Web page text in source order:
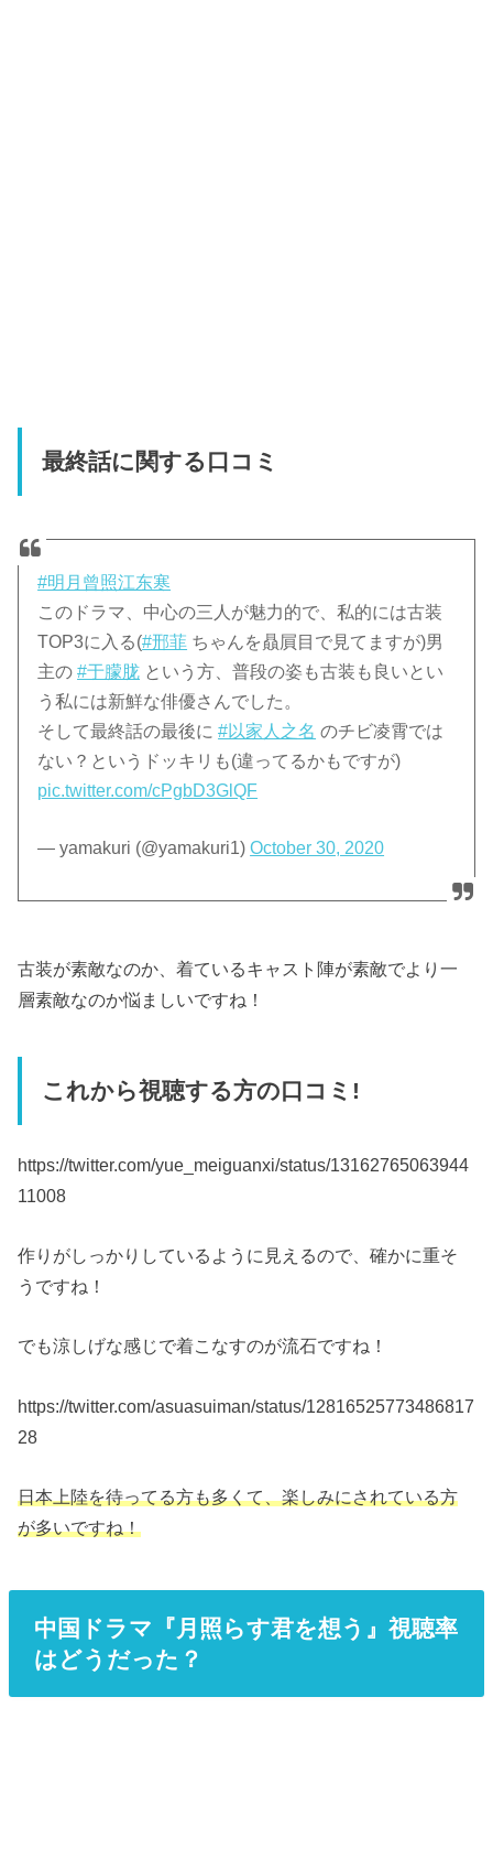
最終話に関する口コミ
#明月曾照江东寒
このドラマ、中心の三人が魅力的で、私的には古装
TOP3に入る(#邢菲 ちゃんを贔屓目で見てますが)男
主の#于朦胧 という方、普段の姿も古装も良いとい
う私には新鮮な俳優さんでした。
そして最終話の最後に#以家人之名 のチビ凌霄では
ない？というドッキリも(違ってるかもですが)
pic.twitter.com/cPgbD3GlQF
— yamakuri (@yamakuri1)October 30, 2020
古装が素敵なのか、着ているキャスト陣が素敵でより一
層素敵なのか悩ましいですね！
これから視聴する方の口コミ!
https://twitter.com/yue_meiguanxi/status/13162765063944
11008
作りがしっかりしているように見えるので、確かに重そ
うですね！
でも涼しげな感じで着こなすのが流石ですね！
https://twitter.com/asuasuiman/status/12816525773486817
28
日本上陸を待ってる方も多くて、楽しみにされている方
が多いですね！
中国ドラマ『月照らす君を想う』視聴率
はどうだった？